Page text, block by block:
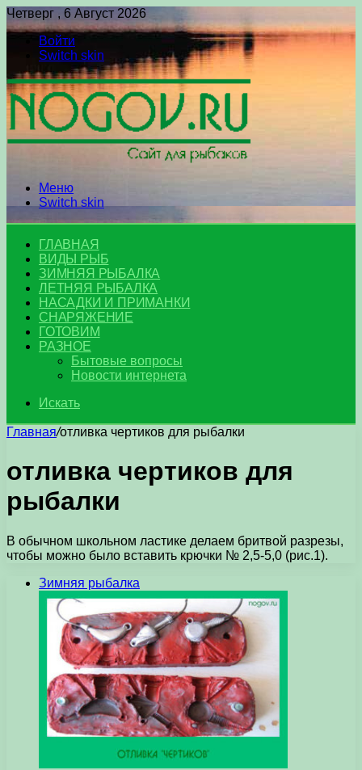
Четверг , 6 Август 2026
Войти
Switch skin
Меню
Switch skin
ГЛАВНАЯ
ВИДЫ РЫБ
ЗИМНЯЯ РЫБАЛКА
ЛЕТНЯЯ РЫБАЛКА
НАСАДКИ И ПРИМАНКИ
СНАРЯЖЕНИЕ
ГОТОВИМ
РАЗНОЕ
Бытовые вопросы
Новости интернета
Искать
Главная/отливка чертиков для рыбалки
отливка чертиков для
рыбалки
В обычном школьном ластике делаем бритвой разрезы,
чтобы можно было вставить крючки № 2,5-5,0 (рис.1).
Зимняя рыбалка